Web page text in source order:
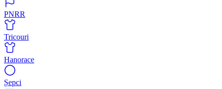
PNRR
Tricouri
Hanorace
Șepci